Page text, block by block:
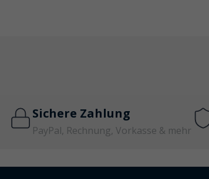
Sichere Zahlung
PayPal, Rechnung, Vorkasse & mehr